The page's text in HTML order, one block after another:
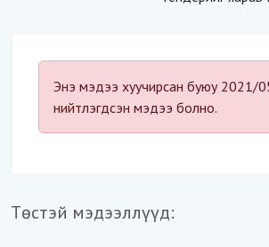
Энэ мэдээ хуучирсан буюу 2021/
нийтлэгдсэн мэдээ болно.
Төстэй мэдээллүүд: